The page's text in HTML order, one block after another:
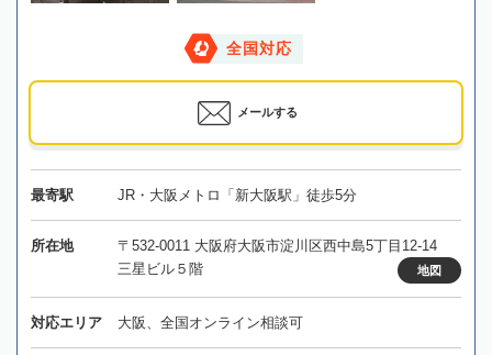
全国対応
メールする
最寄駅 JR・大阪メトロ「新大阪駅」徒歩5分
所在地
〒532-0011 大阪府大阪市淀川区西中島5丁目12-14
三星ビル５階
地図
対応エリア 大阪、全国オンライン相談可